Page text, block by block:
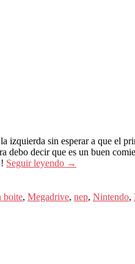
izquierda sin esperar a que el
debo decir que es un buen
Seguir leyendo →
boite, Megadrive, nep, Nintendo,